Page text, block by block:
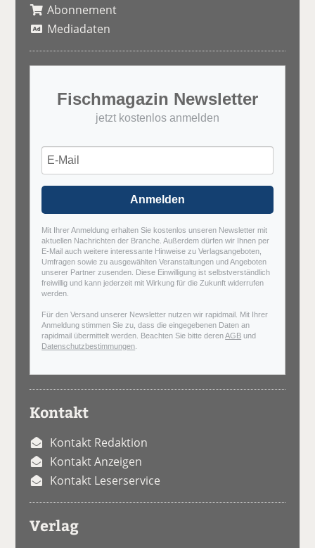
Abonnement
Mediadaten
Fischmagazin Newsletter
jetzt kostenlos anmelden
Anmelden
Mit Ihrer Anmeldung erhalten Sie kostenlos unseren Newsletter mit
aktuellen Nachrichten der Branche. Außerdem dürfen wir Ihnen per
E-Mail auch weitere interessante Hinweise zu Verlagsangeboten,
Umfragen sowie zu ausgewählten Veranstaltungen und Angeboten
unserer Partner zusenden. Diese Einwilligung ist selbstverständlich
freiwillig und kann jederzeit mit Wirkung für die Zukunft widerrufen
werden.
Für den Versand unserer Newsletter nutzen wir rapidmail. Mit Ihrer
Anmeldung stimmen Sie zu, dass die eingegebenen Daten an
rapidmail übermittelt werden. Beachten Sie bitte derenAGB und
Datenschutzbestimmungen
Kontakt
Kontakt Redaktion
Kontakt Anzeigen
Kontakt Leserservice
Verlag